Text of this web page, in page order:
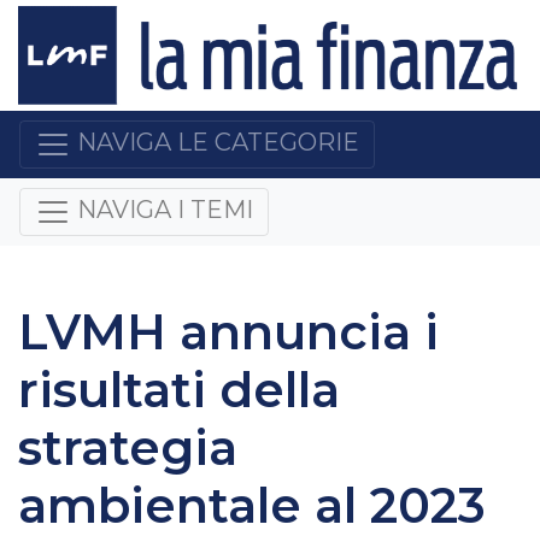
NAVIGA LE CATEGORIE
NAVIGA I TEMI
LVMH annuncia i
risultati della
strategia
ambientale al 2023